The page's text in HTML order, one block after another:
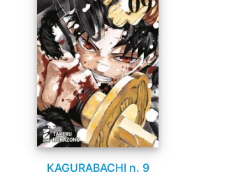
KAGURABACHI n. 9